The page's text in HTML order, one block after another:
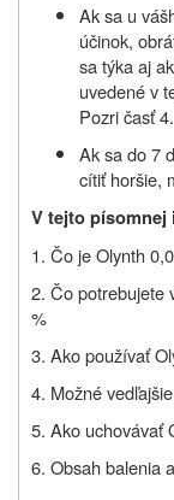
Ak sa u
účinok,
sa týka aj
uvedené v
Pozri časť 4.
Ak sa do 7
cítiť horšie,
V tejto písomnej
1. Čo je Olynth
2. Čo potrebujete
%
3. Ako používať
4. Možné
5. Ako uchovávať
6. Obsah balenia